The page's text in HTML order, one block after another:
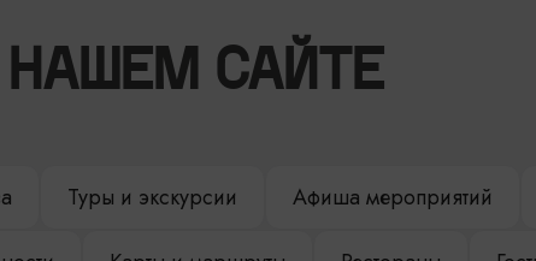
САЙТЕ
Туры и экскурсии Афиша мероприятий